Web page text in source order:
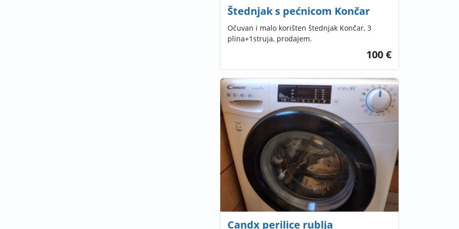
Štednjak s pećnicom Končar
Očuvan i malo korišten štednjak Končar, 3
plina+1struja, prodajem.
100 €
Candx perilice rublja